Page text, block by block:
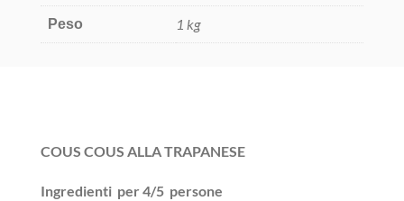
Peso 1 kg
COUS COUS ALLA TRAPANESE
Ingredienti per 4/5 persone